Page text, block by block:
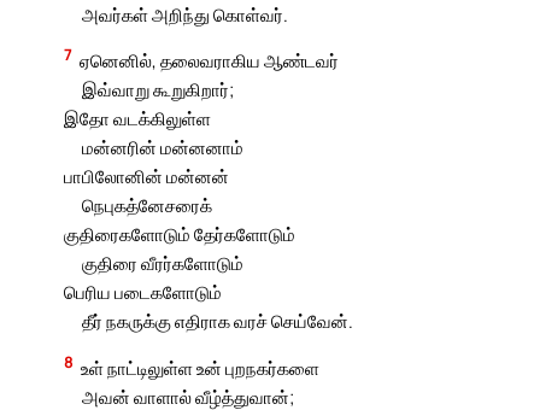
அவர்கள் அறிந்து கொள்வர்.
7 ஏனெனில், தலைவராகிய ஆண்டவர்
இவ்வாறு கூறுகிறார்;
இதோ வடக்கிலுள்ள
மன்னரின் மன்னனாம்
பாபிலோனின் மன்னன்
நெபுகத்னேசரைக்
குதிரைகளோடும் தேர்களோடும்
குதிரை வீரர்களோடும்
பெரிய படைகளோடும்
தீர் நகருக்கு எதிராக வரச் செய்வேன்.
8 உள் நாட்டிலுள்ள உன் புறநகர்களை
அவன் வாளால் வீழ்த்துவான்;